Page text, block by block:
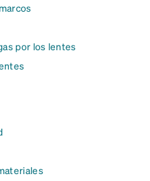
por los lentes